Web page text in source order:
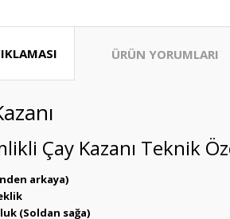
ÜRÜN YORUMLARI
Çay Kazanı Teknik
arkaya)
(Soldan sağa)